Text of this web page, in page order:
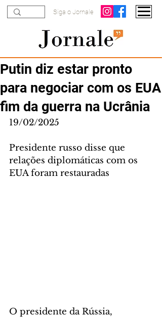
Siga o Jornale
Putin diz estar pronto
para negociar com os EUA
fim da guerra na Ucrânia
19/02/2025
Presidente russo disse que
relações diplomáticas com os
EUA foram restauradas
O presidente da Rússia,